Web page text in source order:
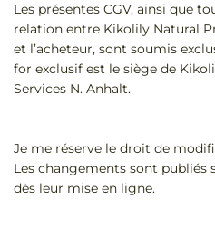
Les présentes CGV, ainsi que
relation entre Kikolily Natural
et l’acheteur, sont soumis
for exclusif est le siège de
Services N. Anhalt.
Je me réserve le droit de
Les changements sont publiés
dès leur mise en ligne.